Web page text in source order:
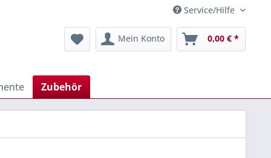
Service/Hilfe
Mein Konto 0,00 € *
Zubehör